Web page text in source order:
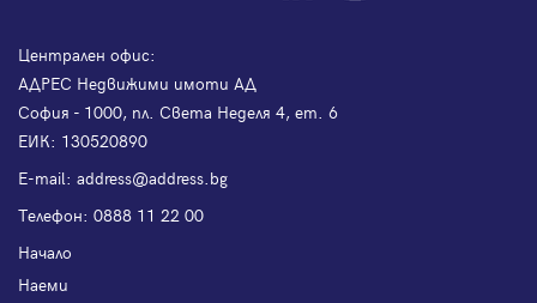
Централен офис:
АДРЕС Недвижими имоти АД
София - 1000, пл. Света Неделя 4, ет. 6
ЕИК: 130520890
Е-mail: address@address.bg
Телефон: 0888 11 22 00
Начало
Наеми